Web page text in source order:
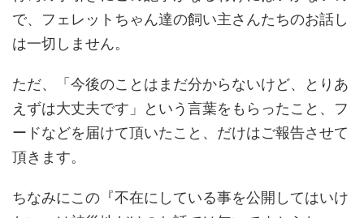
で、フェレットちゃん達の飼い主さんたちのお話し
は一切しません。
ただ、「今後のことはまだ分からないけど、とりあ
えずは大丈夫です」という言葉をもらったこと、フ
ードなどを届けて頂いたこと、だけはご報告させて
頂きます。
ちなみにこの『不在にしている事を公開してはいけ